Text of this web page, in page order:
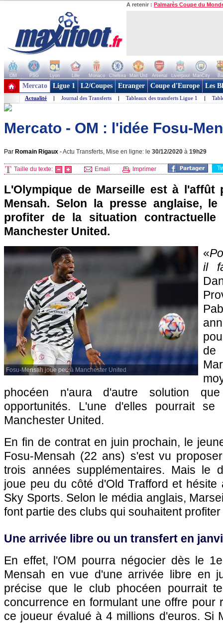
A retenir : Palmarès Coupe du
OM PSG Lyon Lille Monaco Chelsea Man Utd Arsenal Liverpool ManCity
+ de clubs
Mercato Ligue 1 L2/Coupes Etranger Coupe d'Europe Les
Actualité | Journal des Transferts | Tableaux des transferts Ligue 1 |
Mercato - OM : l'idée Fosu-
Par Romain Rigaux -Actu Transferts, Mise en ligne: le 30/12/2020 à 19h29
Taille du texte: Email Imprimer
L'Olympique de Marseille est à l'affût
Mensah. Selon la presse anglaise,
profiter de la situation
Manchester United.
Fosu-Mensah joue peu à Manchester United
«
il
phocéen n'aura d'autre solution
opportunités. L'une d'elles pourrait
Manchester United.
En fin de contrat en juin prochain, le
Fosu-Mensah (22 ans) s'est vu
trois années supplémentaires. Mais le
joue peu du côté d'Old Trafford et hésite
Sky Sports. Selon le média anglais,
font partie des clubs qui souhaitent
Une arrivée libre ou un transfert en
En effet, l'OM pourra négocier dès le
Mensah en vue d'une arrivée libre en
précise que le club phocéen pourrait
concurrence en formulant une offre pour
ce joueur évalué à 4 millions d'euros. Si